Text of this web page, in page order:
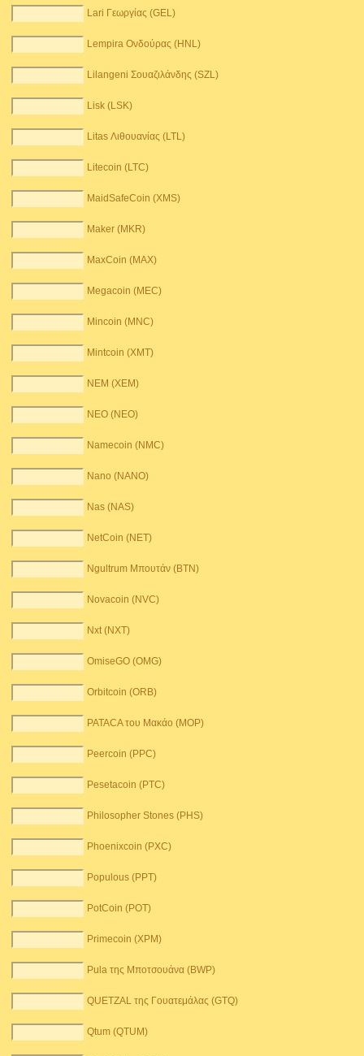
Lari Γεωργίας (GEL)
Lempira Ονδούρας (HNL)
Lilangeni Σουαζιλάνδης (SZL)
Lisk (LSK)
Litas Λιθουανίας (LTL)
Litecoin (LTC)
MaidSafeCoin (XMS)
Maker (MKR)
MaxCoin (MAX)
Megacoin (MEC)
Mincoin (MNC)
Mintcoin (XMT)
NEM (XEM)
NEO (NEO)
Namecoin (NMC)
Nano (NANO)
Nas (NAS)
NetCoin (NET)
Ngultrum Μπουτάν (BTN)
Novacoin (NVC)
Nxt (NXT)
OmiseGO (OMG)
Orbitcoin (ORB)
PATACA του Μακάο (MOP)
Peercoin (PPC)
Pesetacoin (PTC)
Philosopher Stones (PHS)
Phoenixcoin (PXC)
Populous (PPT)
PotCoin (POT)
Primecoin (XPM)
Pula της Μποτσουάνα (BWP)
QUETZAL της Γουατεμάλας (GTQ)
Qtum (QTUM)